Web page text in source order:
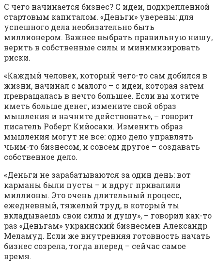
С чего начинается бизнес? С идеи, подкрепленной
стартовым капиталом. «Деньги» уверены: для
успешного дела необязательно быть
миллионером. Важнее выбрать правильную нишу,
верить в собственные силы и минимизировать
риски.
«Каждый человек, который чего-то сам добился в
жизни, начинал с малого – с идеи, которая затем
превращалась в нечто большее. Если вы хотите
иметь больше денег, измените свой образ
мышления и начните действовать», – говорит
писатель Роберт Кийосаки. Изменить образ
мышления могут не все: одно дело управлять
чьим-то бизнесом, и совсем другое – создавать
собственное дело.
«Деньги не зарабатываются за один день: вот
карманы были пусты – и вдруг привалили
миллионы. Это очень длительный процесс,
ежедневный, тяжелый труд, в который ты
вкладываешь свои силы и душу», – говорил как-то
раз «Деньгам» украинский бизнесмен Александр
Меламуд. Если же внутренняя готовность начать
бизнес созрела, тогда вперед – сейчас самое
время.